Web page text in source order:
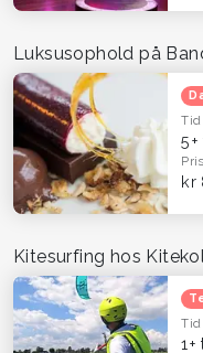
Luksusophold på
Tid
kr
Kitesurfing hos
Tid
1+